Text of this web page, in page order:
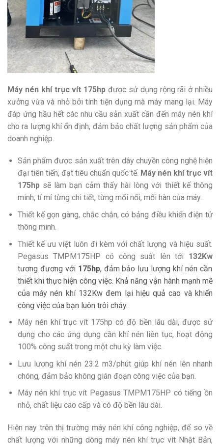
Máy nén khí trục vít 175hp được sử dụng rộng rãi ở nhiều
xưởng vừa và nhỏ bởi tính tiện dụng mà máy mang lại. Máy
đáp ứng hầu hết các nhu cầu sản xuất cần đến máy nén khí
cho ra lượng khí ổn định, đảm bảo chất lượng sản phẩm của
doanh nghiệp.
Sản phẩm được sản xuất trên dây chuyền công nghệ hiện
đại tiên tiến, đạt tiêu chuẩn quốc tế. Máy nén khí trục vít
175hp sẽ làm bạn cảm thấy hài lòng với thiết kế thông
minh, tỉ mỉ từng chi tiết, từng mối nối, mối hàn của máy.
Thiết kế gọn gàng, chắc chắn, có bảng điều khiển điện tử
thông minh.
Thiết kế ưu việt luôn đi kèm với chất lượng và hiệu suất.
Pegasus TMPM175HP có công suất lên tới 132Kw
tương đương với 175hp, đảm bảo lưu lượng khí nén cần
thiết khi thực hiện công việc. Khả năng vận hành mạnh mẽ
của máy nén khí 132Kw đem lại hiệu quả cao và khiến
công việc của bạn luôn trôi chảy.
Máy nén khí trục vít 175hp có độ bền lâu dài, được sử
dụng cho các ứng dụng cần khí nén liên tục, hoạt động
100% công suất trong một chu kỳ làm việc.
Lưu lượng khí nén 23.2 m3/phút giúp khí nén lên nhanh
chóng, đảm bảo không gián đoạn công việc của bạn.
Máy nén khí trục vít Pegasus TMPM175HP có tiếng ồn
nhỏ, chất liệu cao cấp và có độ bền lâu dài.
Hiện nay trên thị trường máy nén khí công nghiệp, để so về
chất lượng với những dòng máy nén khí trục vít Nhật Bản,